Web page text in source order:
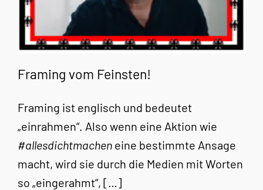
Framing vom Feinsten!
Framing ist englisch und bedeutet
„einrahmen“. Also wenn eine Aktion wie
#allesdichtmachen eine bestimmte Ansage
macht, wird sie durch die Medien mit Worten
so „eingerahmt“, […]